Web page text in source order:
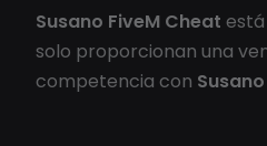
Susano FiveM Cheat
solo proporcionan una
competencia con